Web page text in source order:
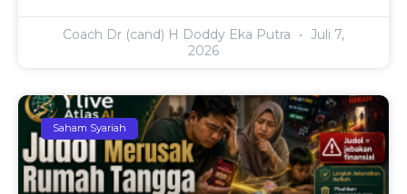
Coach Dr (cand) H Doddy Eka Putra
Juli 7,
2026
Saham Syariah